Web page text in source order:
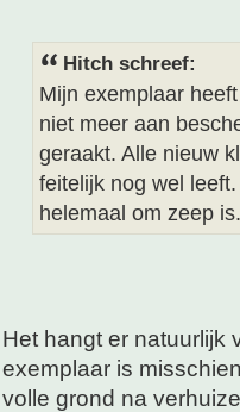
Hitch schreef:
Mijn exemplaar
niet meer aan
geraakt. Alle nieuw
feitelijk nog wel
helemaal om zeep is.
Het hangt er natuurlijk
exemplaar is
volle grond na